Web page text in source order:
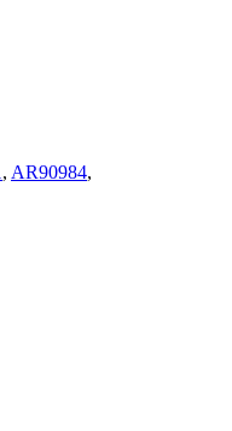
, AR90984,